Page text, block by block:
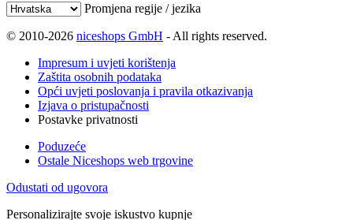
Promjena regije / jezika
© 2010-2026 niceshops GmbH - All rights reserved.
Impresum i uvjeti korištenja
Zaštita osobnih podataka
Opći uvjeti poslovanja i pravila otkazivanja
Izjava o pristupačnosti
Postavke privatnosti
Poduzeće
Ostale Niceshops web trgovine
Odustati od ugovora
Personalizirajte svoje iskustvo kupnje